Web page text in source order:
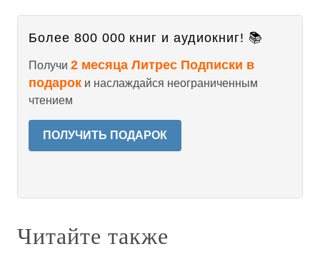
Более 800 000 книг и аудиокниг! 📚
Получи 2 месяца Литрес Подписки в
подарок и наслаждайся неограниченным
чтением
ПОЛУЧИТЬ ПОДАРОК
Читайте также